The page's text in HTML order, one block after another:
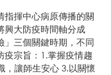
指揮中心病原傳播的關
興大防疫時間軸分成
」三個關鍵時期，不同
疫宗旨：1.掌握疫情趨
，讓師生安心 3.以關懷